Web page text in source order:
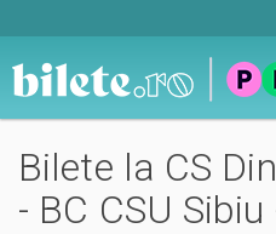
Bilete la CS
- BC CSU